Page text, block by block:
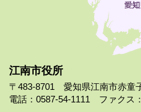
江南市役所
〒483-8701 愛知県江南市赤童
電話：0587-54-1111 ファクス